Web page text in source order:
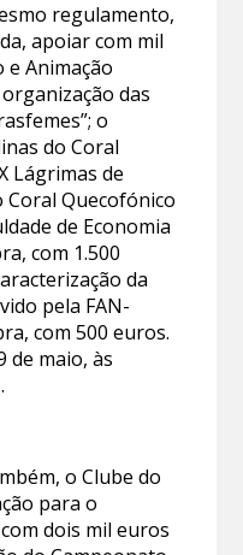
regulamento,
apoiar com mil
e Animação
das
o
do Coral
Lágrimas de
Coral Quecofónico
de Economia
com 1.500
da
pela FAN-
com 500 euros.
de maio, às
o Clube do
para o
dois mil euros